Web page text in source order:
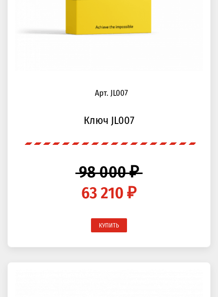
Арт. JL007
Ключ JL007
98 000 ₽
63 210 ₽
КУПИТЬ